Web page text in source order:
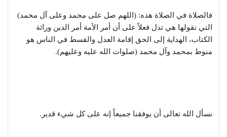
فالصلاة في الصلاة هذه: (اللهم صل على محمد وعلى آل محمد)
التي نقولها هي تدل فعلاً على أن أمر الأمة أمر الدين وراثة
الكتاب، الهداية إلى الحق إقامة العدل والقسط في الناس هو
منوط بمحمد وآل محمد (صلوات الله عليه وعليهم).
نسأل الله تعالى أن يوفقنا جميعاً إنه على كل شيء قدير.